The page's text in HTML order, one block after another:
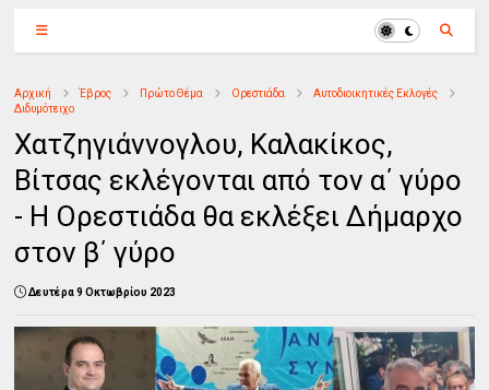
Αρχική Έβρος Πρώτο Θέμα Ορεστιάδα
Αυτοδιοικητικές Εκλογές
Διδυμότειχο
Χατζηγιάννογλου, Καλακίκος,
Βίτσας εκλέγονται από τον α΄ γύρο
- Η Ορεστιάδα θα εκλέξει Δήμαρχο
στον β΄ γύρο
Δευτέρα 9 Οκτωβρίου 2023